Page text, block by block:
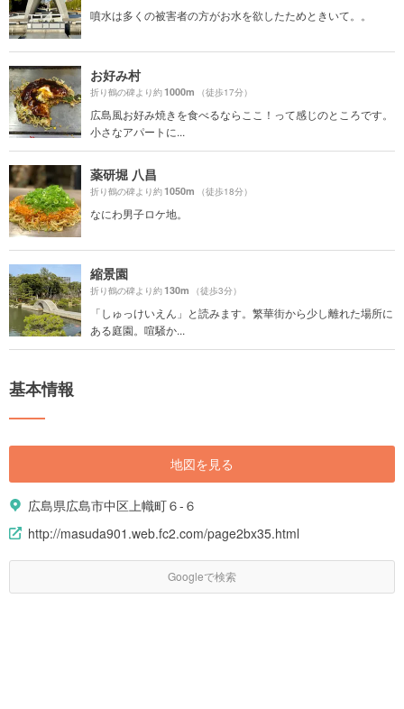
噴水は多くの被害者の方がお水を欲したためときいて。。
お好み村
折り鶴の碑より約1000m （徒歩17分）
広島風お好み焼きを食べるならここ！って感じのところです。
小さなアパートに...
薬研堀 八昌
折り鶴の碑より約1050m （徒歩18分）
なにわ男子ロケ地。
縮景園
折り鶴の碑より約130m （徒歩3分）
「しゅっけいえん」と読みます。繁華街から少し離れた場所に
ある庭園。喧騒か...
基本情報
地図を見る
広島県広島市中区上幟町６-６
http://masuda901.web.fc2.com/page2bx35.html
Googleで検索